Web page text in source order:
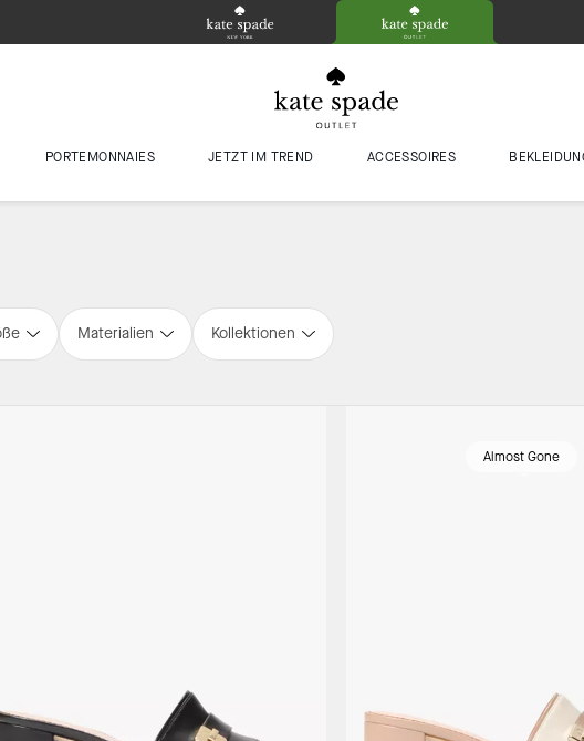
PORTEMONNAIES JETZT IM TREND ACCESSOIRES
Materialien Kollektionen
Almost Gone